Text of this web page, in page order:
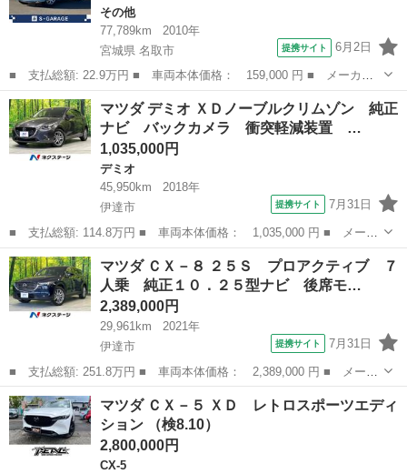
その他
77,789km
2010年
宮城県 名取市
提携サイト 6月2日
■ 支払総額: 22.9万円 ■ 車両本体価格： 159,000 円 ■ メーカー
名： マツダ ■ 車種名： キャロル ■ グレード名： ＸＳ ■ 排
気量： 660cc ■ ドア枚数： 5D ■ ミッション： CVT ■ ...
宮城 名取市 その他
マツダ デミオ ＸＤノーブルクリムゾン 純正
ナビ バックカメラ 衝突軽減装置 …
1,035,000円
デミオ
45,950km
2018年
伊達市
提携サイト 7月31日
■ 支払総額: 114.8万円 ■ 車両本体価格： 1,035,000 円 ■ メーカ
ー名： マツダ ■ 車種名： デミオ ■ グレード名： ＸＤノーブ
ルクリムゾン 純正ナビ バックカメラ 衝突軽減装置 禁煙車 シ
ートヒー...
福島 伊達市 デミオ
マツダ ＣＸ－８ ２５Ｓ プロアクティブ ７
人乗 純正１０．２５型ナビ 後席モ…
2,389,000円
29,961km
2021年
伊達市
提携サイト 7月31日
■ 支払総額: 251.8万円 ■ 車両本体価格： 2,389,000 円 ■ メーカ
ー名： マツダ ■ 車種名： ＣＸ－８ ■ グレード名： ２５Ｓ
プロアクティブ ７人乗 純正１０．２５型ナビ 後席モニター 全
周囲カメ...
福島 伊達市 マツダ
マツダ ＣＸ－５ ＸＤ レトロスポーツエディ
ション （検8.10）
2,800,000円
CX-5